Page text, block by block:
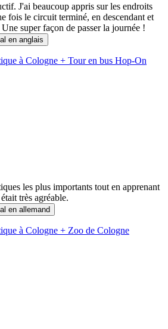
J'ai beaucoup appris sur les endroits
fois le circuit terminé, en descendant et
super façon de passer la journée !
en anglais
à Cologne + Tour en bus Hop-On
les plus importants tout en apprenant
très agréable.
en allemand
à Cologne + Zoo de Cologne